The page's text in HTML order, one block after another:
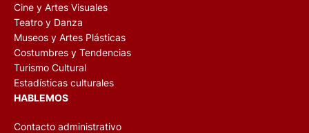
Cine y Artes Visuales
Teatro y Danza
Museos y Artes Plásticas
Costumbres y Tendencias
Turismo Cultural
Estadísticas culturales
HABLEMOS
Contacto administrativo